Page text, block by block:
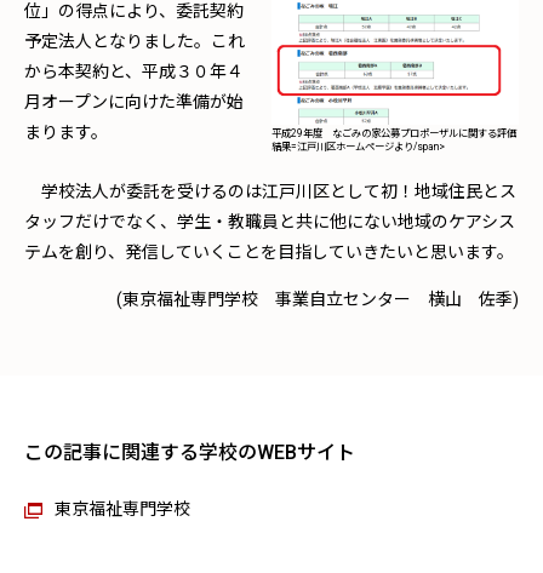
平成29年度 なごみの家公募プロポーザルに関する評価
結果=江戸川区ホームページより/span>
位」の得点により、委託契約
予定法人となりました。これ
から本契約と、平成３０年４
月オープンに向けた準備が始
まります。
学校法人が委託を受けるのは江戸川区として初！地域住民とス
タッフだけでなく、学生・教職員と共に他にない地域のケアシス
テムを創り、発信していくことを目指していきたいと思います。
(東京福祉専門学校 事業自立センター 横山 佐季)
この記事に関連する学校のWEBサイト
東京福祉専門学校